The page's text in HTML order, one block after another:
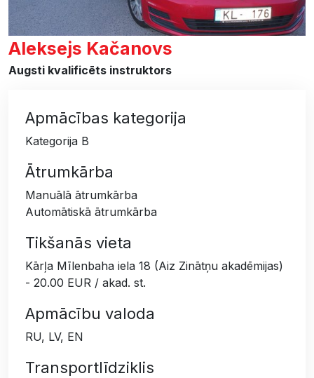
Aleksejs Kačanovs
Augsti kvalificēts instruktors
Apmācības kategorija
Kategorija B
Ātrumkārba
Manuālā ātrumkārba
Automātiskā ātrumkārba
Tikšanās vieta
Kārļa Mīlenbaha iela 18 (Aiz Zinātņu akadēmijas)
- 20.00 EUR / akad. st.
Apmācību valoda
RU, LV, EN
Transportlīdziklis